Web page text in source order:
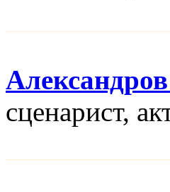
сценарист,